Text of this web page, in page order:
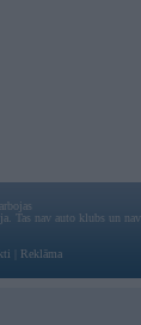
Tas nav auto klubs un
Reklāma